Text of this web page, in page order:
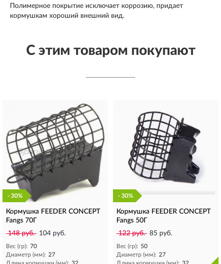
Полимерное покрытие исключает коррозию, придает
кормушкам хороший внешний вид.
С этим товаром покупают
- 30%
Кормушка FEEDER CONCEPT
Fangs 70Г
148 руб. 104 руб.
Вес (гр): 70
Диаметр (мм): 27
- 30%
Кормушка FEEDER CONCEPT
Fangs 50Г
122 руб. 85 руб.
Вес (гр): 50
Диаметр (мм): 27